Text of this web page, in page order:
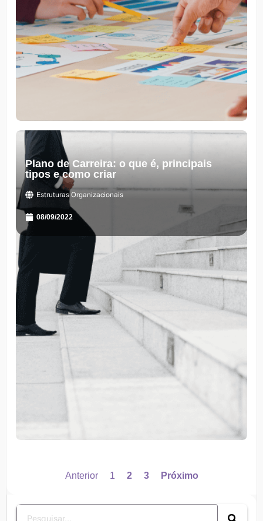
Plano de Carreira: o que é, principais
tipos e como criar
Estruturas Organizacionais
08/09/2022
Anterior 1 2 3 Próximo